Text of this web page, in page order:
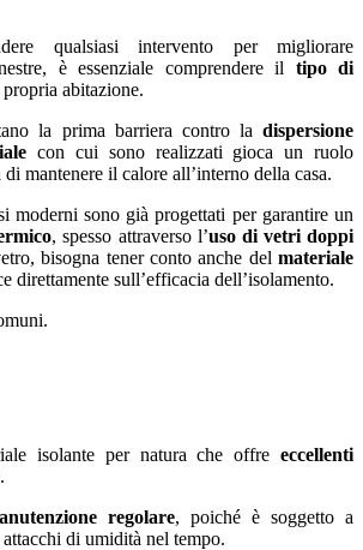
qualsiasi intervento per migliorare
è essenziale comprendere il tipo di
abitazione.
la prima barriera contro la dispersione
con cui sono realizzati gioca un ruolo
mantenere il calore all’interno della casa.
moderni sono già progettati per garantire un
, spesso attraverso l’uso di vetri doppi
bisogna tener conto anche delmateriale
direttamente sull’efficacia dell’isolamento.
isolante per natura che offre eccellenti
.
regolare, poiché è soggetto a
di umidità nel tempo.